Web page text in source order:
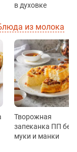
в духовке
из молока
Творожная
запеканка ПП без
муки и манки